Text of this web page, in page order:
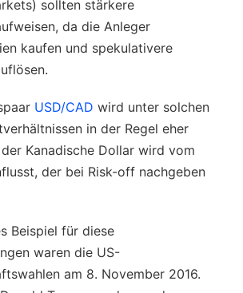
sollten stärkere
da die Anleger
kaufen und spekulativere
USD/CAD wird unter solchen
in der Regel eher
Kanadische Dollar wird vom
der bei Risk-off nachgeben
Beispiel für diese
waren die US-
am 8. November 2016.